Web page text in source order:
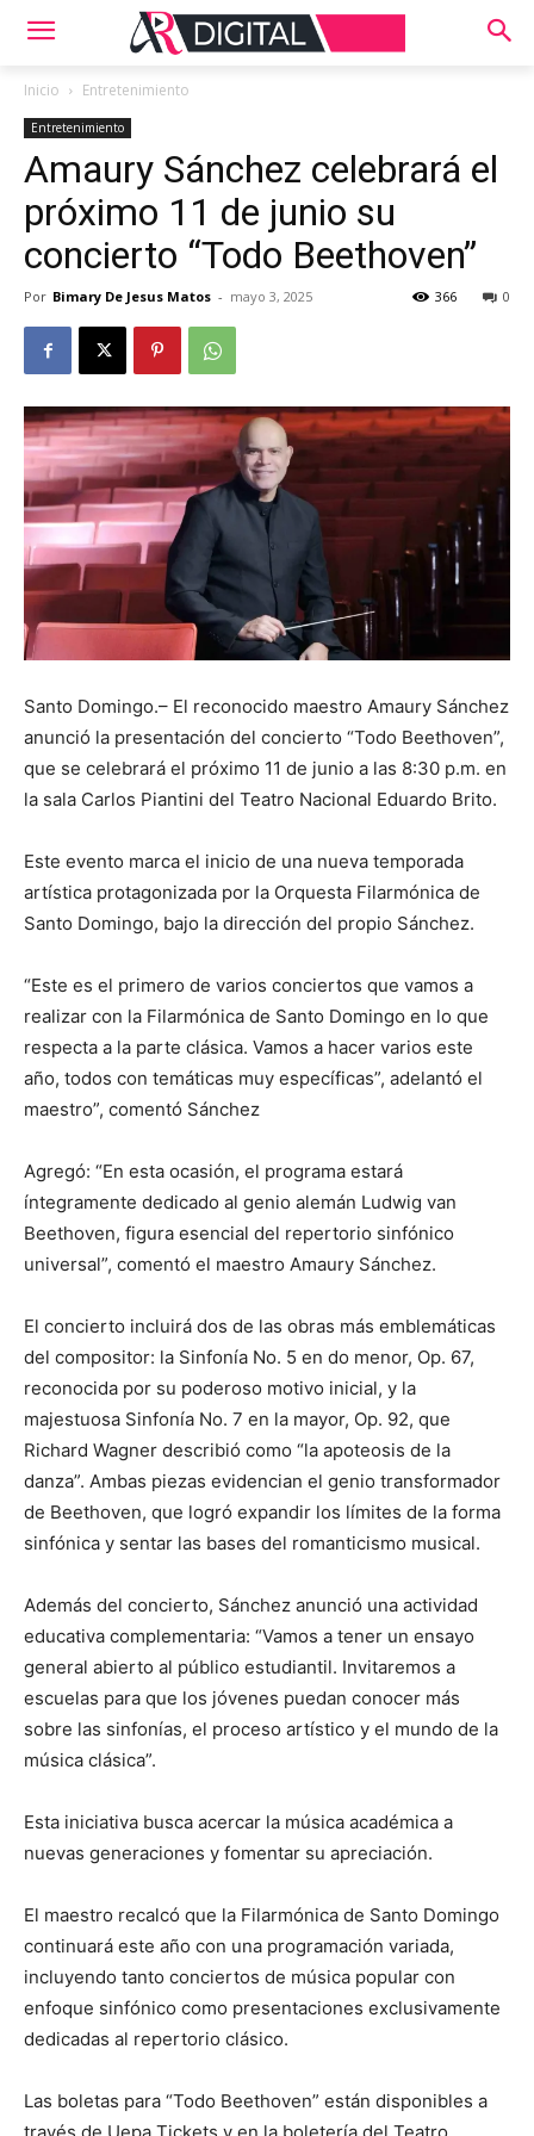
Inicio Entretenimiento
Entretenimiento
Amaury Sánchez celebrará el
próximo 11 de junio su
concierto “Todo Beethoven”
Por Bimary De Jesus Matos - mayo 3, 2025 0
366
Santo Domingo.– El reconocido maestro Amaury Sánchez
anunció la presentación del concierto “Todo Beethoven”,
que se celebrará el próximo 11 de junio a las 8:30 p.m. en
la sala Carlos Piantini del Teatro Nacional Eduardo Brito.
Este evento marca el inicio de una nueva temporada
artística protagonizada por la Orquesta Filarmónica de
Santo Domingo, bajo la dirección del propio Sánchez.
“Este es el primero de varios conciertos que vamos a
realizar con la Filarmónica de Santo Domingo en lo que
respecta a la parte clásica. Vamos a hacer varios este
año, todos con temáticas muy específicas”, adelantó el
maestro”, comentó Sánchez
Agregó: “En esta ocasión, el programa estará
íntegramente dedicado al genio alemán Ludwig van
Beethoven, figura esencial del repertorio sinfónico
universal”, comentó el maestro Amaury Sánchez.
El concierto incluirá dos de las obras más emblemáticas
del compositor: la Sinfonía No. 5 en do menor, Op. 67,
reconocida por su poderoso motivo inicial, y la
majestuosa Sinfonía No. 7 en la mayor, Op. 92, que
Richard Wagner describió como “la apoteosis de la
danza”. Ambas piezas evidencian el genio transformador
de Beethoven, que logró expandir los límites de la forma
sinfónica y sentar las bases del romanticismo musical.
Además del concierto, Sánchez anunció una actividad
educativa complementaria: “Vamos a tener un ensayo
general abierto al público estudiantil. Invitaremos a
escuelas para que los jóvenes puedan conocer más
sobre las sinfonías, el proceso artístico y el mundo de la
música clásica”.
Esta iniciativa busca acercar la música académica a
nuevas generaciones y fomentar su apreciación.
El maestro recalcó que la Filarmónica de Santo Domingo
continuará este año con una programación variada,
incluyendo tanto conciertos de música popular con
enfoque sinfónico como presentaciones exclusivamente
dedicadas al repertorio clásico.
Las boletas para “Todo Beethoven” están disponibles a